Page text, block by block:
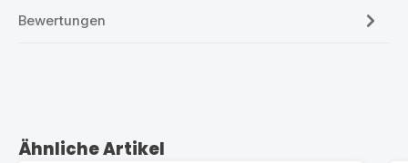
Bewertungen
Produktgalerie überspringen
Ähnliche Artikel